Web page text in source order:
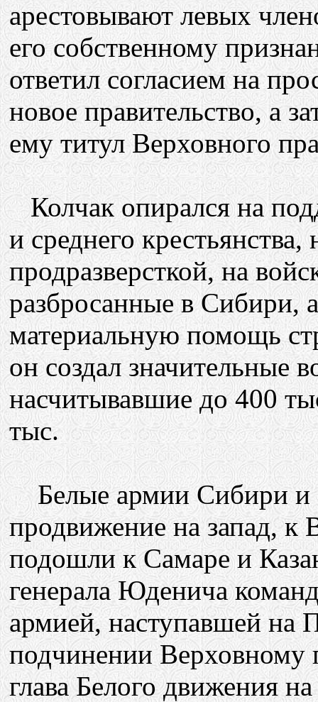
арестовывают левых
его собственному
ответил согласием на
новое правительство, а
ему титул Верховного
Колчак опирался на
и среднего
продразверсткой, на
разбросанные в Сибири,
материальную помощь
он создал значительные
насчитывавшие до 400
тыс.
Белые армии Сибири и
продвижение на запад, к
подошли к Самаре и
генерала Юденича
армией, наступавшей на
подчинении Верховному
глава Белого движения